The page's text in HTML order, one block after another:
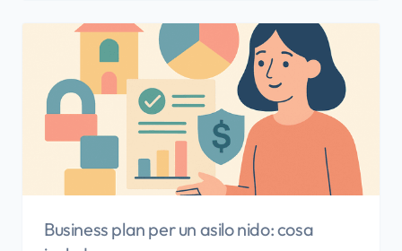
Business plan per un asilo nido: cosa